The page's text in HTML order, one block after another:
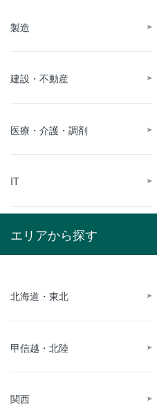
製造
建設・不動産
医療・介護・調剤
IT
エリアから探す
北海道・東北
甲信越・北陸
関西